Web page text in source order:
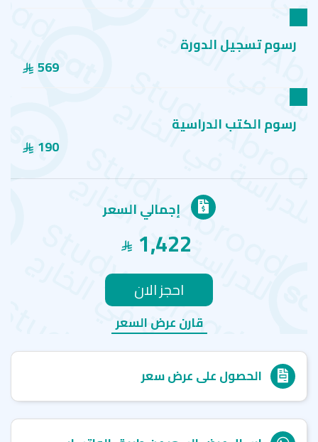
رسوم تسجيل الدورة
569
رسوم الكتب الدراسية
190
إجمالي السعر
1,422
احجز الان
قارن عرض السعر
الحصول على عرض سعر